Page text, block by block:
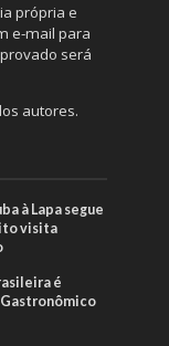
própria e
e-mail para
será
autores.
à Lapa segue
visita
é